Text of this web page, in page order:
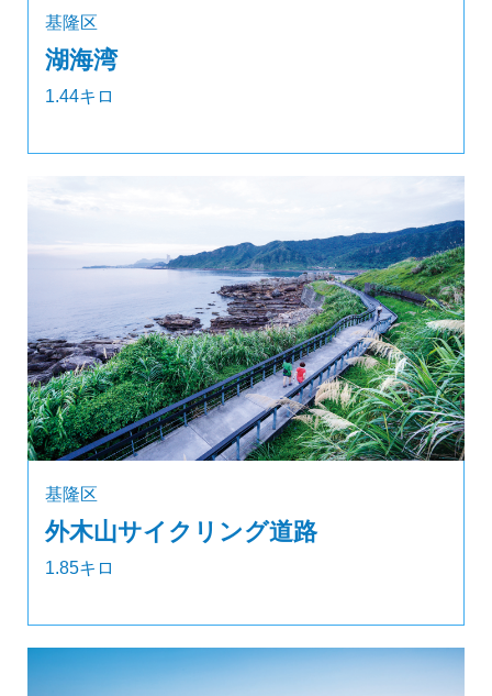
基隆区
湖海湾
1.44キロ
基隆区
外木山サイクリング道路
1.85キロ